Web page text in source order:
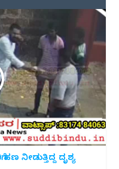
ನೀಡುತ್ತಿದ್ದ ದೃಶ್ಯ